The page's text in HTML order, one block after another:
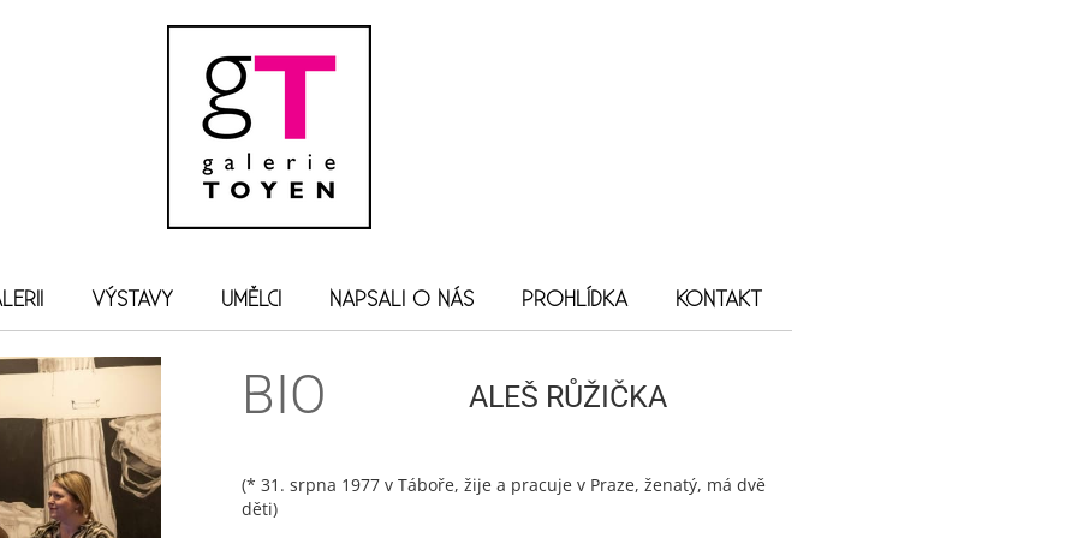
VÝSTAVY UMĚLCI NAPSALI O NÁS PROHLÍDKA KONTAKT
ALEŠ RŮŽIČKA
BIO
(* 31. srpna 1977 v Táboře, žije a pracuje v Praze, ženatý, má dvě
děti)